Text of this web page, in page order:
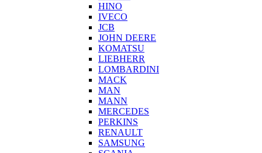
HINO
IVECO
JCB
JOHN DEERE
KOMATSU
LIEBHERR
LOMBARDINI
MACK
MAN
MANN
MERCEDES
PERKINS
RENAULT
SAMSUNG